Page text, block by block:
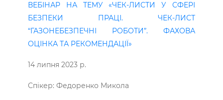
ВЕБІНАР НА ТЕМУ «ЧЕК-ЛИСТИ У СФЕРІ
БЕЗПЕКИ ПРАЦІ. ЧЕК-ЛИСТ
“ГАЗОНЕБЕЗПЕЧНІ РОБОТИ”. ФАХОВА
ОЦІНКА ТА РЕКОМЕНДАЦІЇ»
14 липня 2023 р.
Спікер: Федоренко Микола